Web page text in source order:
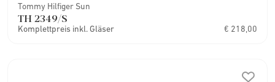
Tommy Hilfiger Sun
TH 2349/S
Komplettpreis inkl. Gläser € 218,00